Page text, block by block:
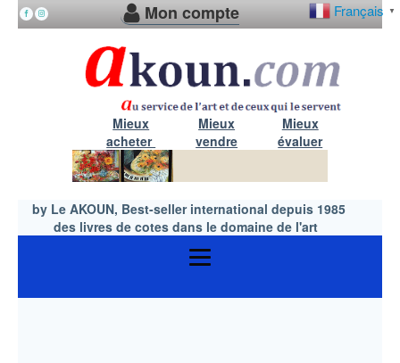
Français ▼
Mon compte
Mieux
acheter
Mieux
vendre
Mieux
évaluer
by Le AKOUN, Best-seller international depuis 1985
des livres de cotes dans le domaine de l'art